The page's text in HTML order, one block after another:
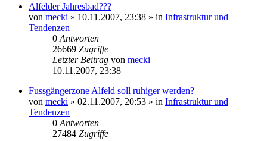
Alfelder Jahresbad???
von mecki » 10.11.2007, 23:38 » in Infrastruktur und
Tendenzen
0 Antworten
26669 Zugriffe
Letzter Beitrag von mecki
10.11.2007, 23:38
Fussgängerzone Alfeld soll ruhiger werden?
von mecki » 02.11.2007, 20:53 » in Infrastruktur und
Tendenzen
0 Antworten
27484 Zugriffe